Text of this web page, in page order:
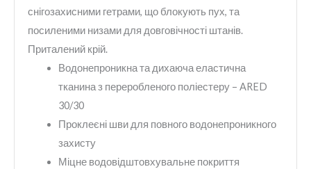
снігозахисними гетрами, що блокують пух, та
посиленими низами для довговічності штанів.
Приталений крій.
Водонепроникна та дихаюча еластична
тканина з переробленого поліестеру – ARED
30/30
Проклеєні шви для повного водонепроникного
захисту
Міцне водовідштовхувальне покриття